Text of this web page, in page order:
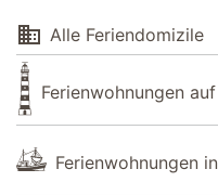
domain Alle Feriendomizile
Ferienwohnungen auf
Ferienwohnungen in